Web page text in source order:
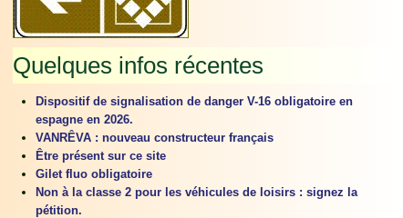
Quelques infos récentes
Dispositif de signalisation de danger V-16 obligatoire en
espagne en 2026.
VANRÊVA : nouveau constructeur français
Être présent sur ce site
Gilet fluo obligatoire
Non à la classe 2 pour les véhicules de loisirs : signez la
pétition.